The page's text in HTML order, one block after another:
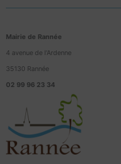
Mairie de Rannée
4 avenue de l’Ardenne
35130 Rannée
02 99 96 23 34